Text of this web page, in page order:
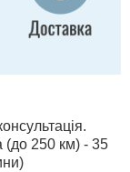
(до 250 км) - 35